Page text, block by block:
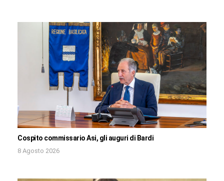
Cospito commissario Asi, gli auguri di Bardi
8 Agosto 2026